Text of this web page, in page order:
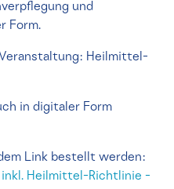
und
Form.
Heilmittel-
in digitaler Form
Link bestellt werden:
Heilmittel-Richtlinie -